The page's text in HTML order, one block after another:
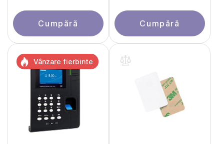
Cumpără Cumpără
Vânzare fierbinte